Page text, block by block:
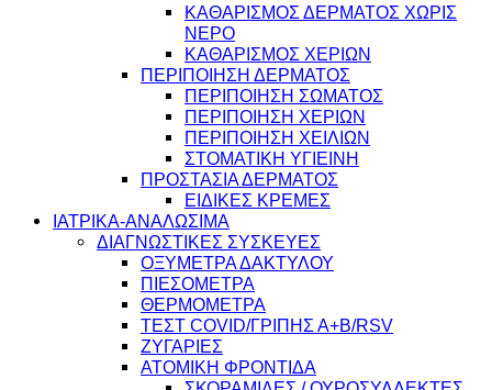
ΚΑΘΑΡΙΣΜΟΣ ΔΕΡΜΑΤΟΣ ΧΩΡΙΣ
ΝΕΡΟ
ΚΑΘΑΡΙΣΜΟΣ ΧΕΡΙΩΝ
ΠΕΡΙΠΟΙΗΣΗ ΔΕΡΜΑΤΟΣ
ΠΕΡΙΠΟΙΗΣΗ ΣΩΜΑΤΟΣ
ΠΕΡΙΠΟΙΗΣΗ ΧΕΡΙΩΝ
ΠΕΡΙΠΟΙΗΣΗ ΧΕΙΛΙΩΝ
ΣΤΟΜΑΤΙΚΗ ΥΓΙΕΙΝΗ
ΠΡΟΣΤΑΣΙΑ ΔΕΡΜΑΤΟΣ
ΕΙΔΙΚΕΣ ΚΡΕΜΕΣ
ΙΑΤΡΙΚΑ-ΑΝΑΛΩΣΙΜΑ
ΔΙΑΓΝΩΣΤΙΚΕΣ ΣΥΣΚΕΥΕΣ
ΟΞΥΜΕΤΡΑ ΔΑΚΤΥΛΟΥ
ΠΙΕΣΟΜΕΤΡΑ
ΘΕΡΜΟΜΕΤΡΑ
ΤΕΣΤ COVID/ΓΡΙΠΗΣ Α+Β/RSV
ΖΥΓΑΡΙΕΣ
ΑΤΟΜΙΚΗ ΦΡΟΝΤΙΔΑ